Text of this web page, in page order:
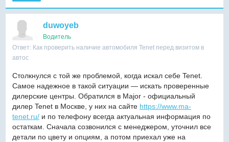
duwoyeb
Водитель
Ответ: Как проверить наличие автомобиля Tenet перед визитом в
автос
Столкнулся с той же проблемой, когда искал себе Tenet.
Самое надежное в такой ситуации — искать проверенные
дилерские центры. Обратился в Major - официальный
дилер Tenet в Москве, у них на сайте https://www.ma-
tenet.ru/и по телефону всегда актуальная информация по
остаткам. Сначала созвонился с менеджером, уточнил все
детали по цвету и опциям, а потом приехал уже на